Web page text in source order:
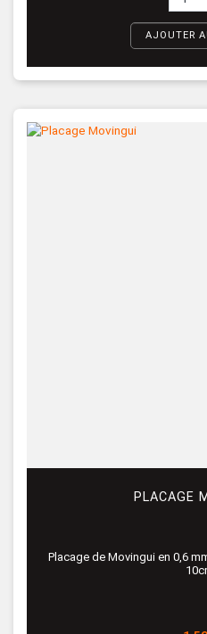
AJOUTER
PLACAGE
Placage de Movingui en 0,6